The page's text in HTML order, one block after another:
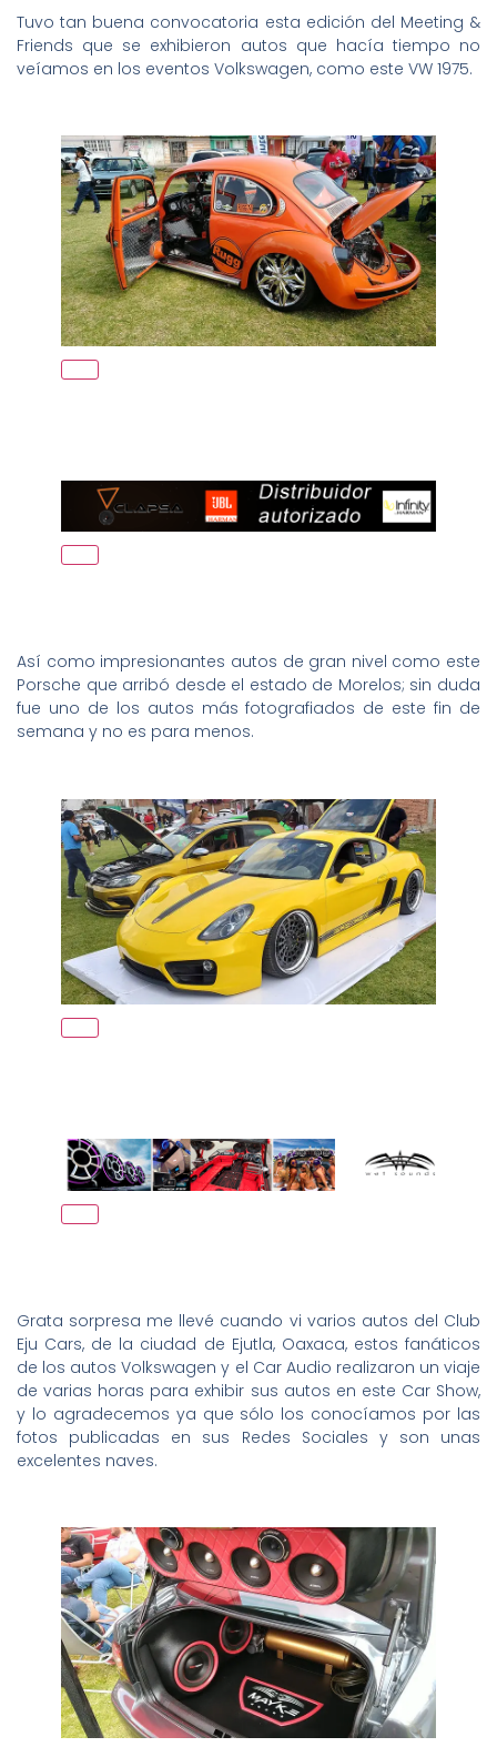
Tuvo tan buena convocatoria esta edición del Meeting &
Friends que se exhibieron autos que hacía tiempo no
veíamos en los eventos Volkswagen, como este VW 1975.
Así como impresionantes autos de gran nivel como este
Porsche que arribó desde el estado de Morelos; sin duda
fue uno de los autos más fotografiados de este fin de
semana y no es para menos.
Grata sorpresa me llevé cuando vi varios autos del Club
Eju Cars, de la ciudad de Ejutla, Oaxaca, estos fanáticos
de los autos Volkswagen y el Car Audio realizaron un viaje
de varias horas para exhibir sus autos en este Car Show,
y lo agradecemos ya que sólo los conocíamos por las
fotos publicadas en sus Redes Sociales y son unas
excelentes naves.